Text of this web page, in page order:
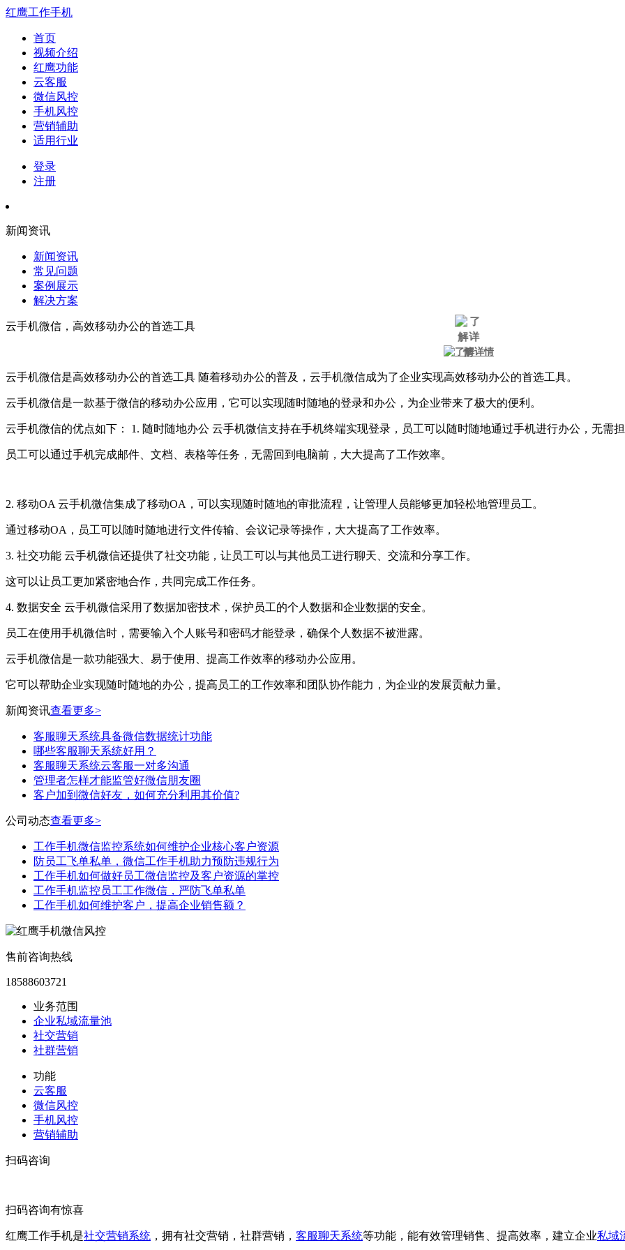
红鹰工作手机
首页
视频介绍
红鹰功能
云客服
微信风控
手机风控
营销辅助
适用行业
登录
注册
新闻资讯
新闻资讯
常见问题
案例展示
解决方案
云手机微信，高效移动办公的首选工具
云手机微信是高效移动办公的首选工具 随着移动办公的普及，云手机微信成为了企业实现高效移动办公的首选工具。
云手机微信是一款基于微信的移动办公应用，它可以实现随时随地的登录和办公，为企业带来了极大的便利。
云手机微信的优点如下： 1. 随时随地办公 云手机微信支持在手机终端实现登录，员工可以随时随地通过手机进行办公，无需担
员工可以通过手机完成邮件、文档、表格等任务，无需回到电脑前，大大提高了工作效率。
2. 移动OA 云手机微信集成了移动OA，可以实现随时随地的审批流程，让管理人员能够更加轻松地管理员工。
通过移动OA，员工可以随时随地进行文件传输、会议记录等操作，大大提高了工作效率。
3. 社交功能 云手机微信还提供了社交功能，让员工可以与其他员工进行聊天、交流和分享工作。
这可以让员工更加紧密地合作，共同完成工作任务。
4. 数据安全 云手机微信采用了数据加密技术，保护员工的个人数据和企业数据的安全。
员工在使用手机微信时，需要输入个人账号和密码才能登录，确保个人数据不被泄露。
云手机微信是一款功能强大、易于使用、提高工作效率的移动办公应用。
它可以帮助企业实现随时随地的办公，提高员工的工作效率和团队协作能力，为企业的发展贡献力量。
新闻资讯查看更多>
客服聊天系统具备微信数据统计功能
哪些客服聊天系统好用？
客服聊天系统云客服一对多沟通
管理者怎样才能监管好微信朋友圈
客户加到微信好友，如何充分利用其价值?
公司动态查看更多>
工作手机微信监控系统如何维护企业核心客户资源
防员工飞单私单，微信工作手机助力预防违规行为
工作手机如何做好员工微信监控及客户资源的掌控
工作手机监控员工工作微信，严防飞单私单
工作手机如何维护客户，提高企业销售额？
售前咨询热线
18588603721
业务范围
企业私域流量池
社交营销
社群营销
功能
云客服
微信风控
手机风控
营销辅助
扫码咨询
扫码咨询有惊喜
红鹰工作手机是社交营销系统 ，拥有社交营销，社群营销， 客服聊天系统等功能，能有效管理销售、提高效率，建立企业私域